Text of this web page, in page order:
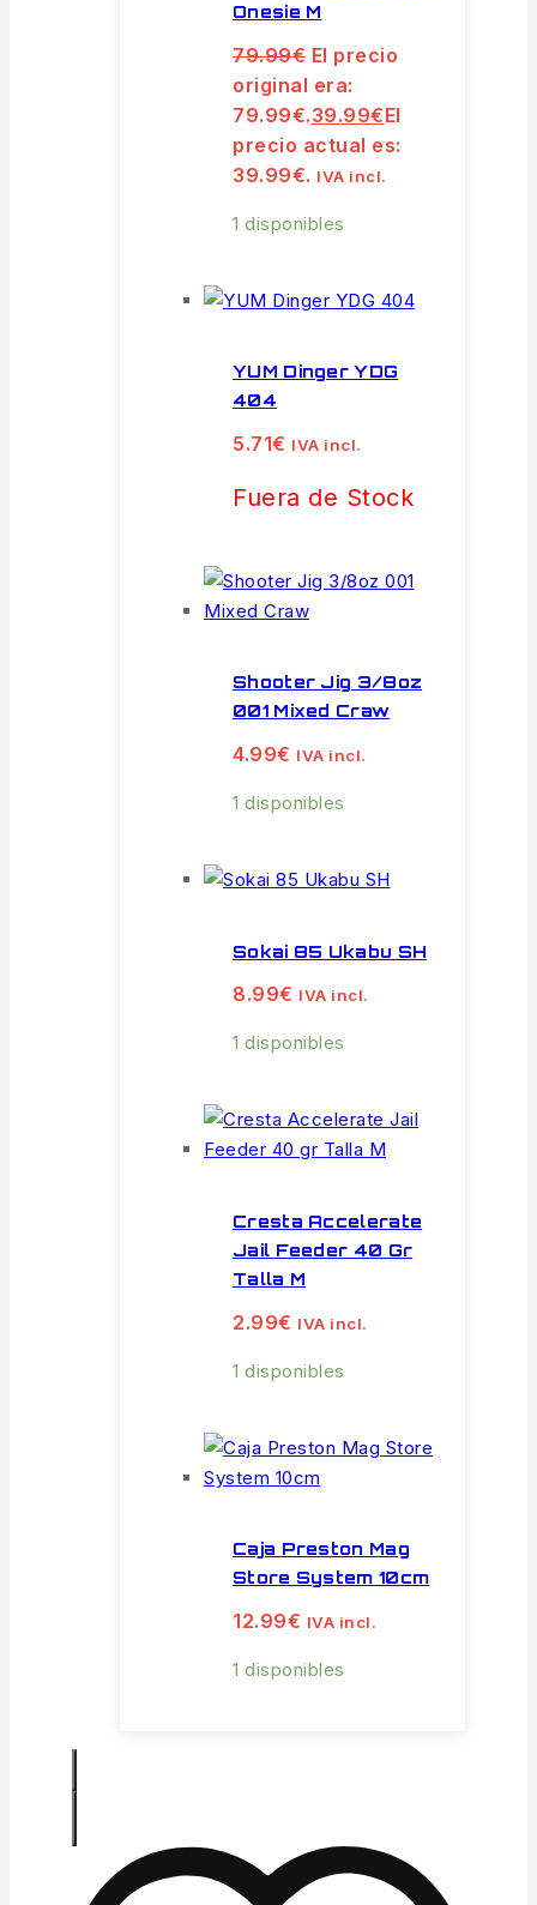
Onesie M
79.99€ El precio
original era:
79.99€.39.99€El
precio actual es:
39.99€. IVA incl.
1 disponibles
YUM Dinger YDG
404
5.71€ IVA incl.
Fuera de Stock
Shooter Jig 3/8oz
001 Mixed Craw
4.99€ IVA incl.
1 disponibles
Sokai 85 Ukabu SH
8.99€ IVA incl.
1 disponibles
Cresta Accelerate
Jail Feeder 40 Gr
Talla M
2.99€ IVA incl.
1 disponibles
Caja Preston Mag
Store System 10cm
12.99€ IVA incl.
1 disponibles